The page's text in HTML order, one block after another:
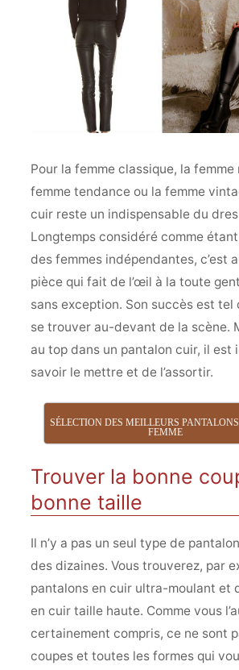
Pour la femme classique, la
femme tendance ou la femme
cuir reste un indispensable du
Longtemps considéré comme
des femmes indépendantes, c’est
pièce qui fait de l’œil à la toute
sans exception. Son succès est tel
se trouver au-devant de la scène.
au top dans un pantalon cuir, il est
savoir le mettre et de l’assortir.
SÉLECTION DES MEILLEURS
FEMME
Trouver la bonne
bonne taille
Il n’y a pas un seul type de
des dizaines. Vous trouverez, par
pantalons en cuir ultra-moulant et
en cuir taille haute. Comme vous
certainement compris, ce ne sont
coupes et toutes les formes qui